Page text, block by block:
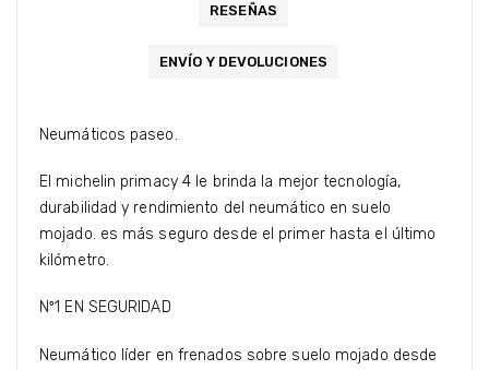
RESEÑAS
ENVÍO Y DEVOLUCIONES
Neumáticos paseo.
El michelin primacy 4 le brinda la mejor tecnología,
durabilidad y rendimiento del neumático en suelo
mojado. es más seguro desde el primer hasta el último
kilómetro.
Nº1 EN SEGURIDAD
Neumático líder en frenados sobre suelo mojado desde